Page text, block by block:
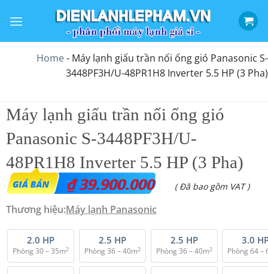
qua
Home- Máy lạnh giấu trần nối ống gió Panasonic S-
3448PF3H/U-48PR1H8 Inverter 5.5 HP (3 Pha)
Máy lạnh giấu trần nối ống gió
Panasonic S-3448PF3H/U-
48PR1H8 Inverter 5.5 HP (3 Pha)
₫39.900.000 ( Đã bao gồm VAT )
Thương hiệu:Máy lạnh Panasonic
2.0 HP
Phòng 30 – 35m2
2.5 HP
Phòng 36 – 40m2
2.5 HP
Phòng 36 – 40m2
3.0
Phòng 64 –